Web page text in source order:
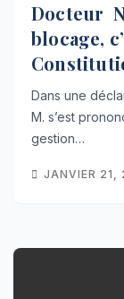
Docteur
blocage,
Dans une
M. s’est
gestion…
JANVIER 21,